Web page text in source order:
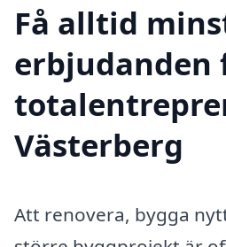
Få alltid
erbjudanden
Västerberg
Att renovera, bygga